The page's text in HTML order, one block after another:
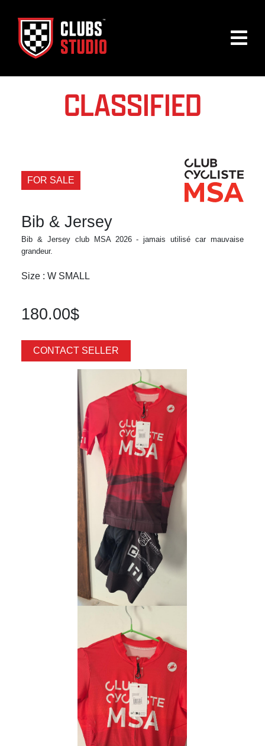
CLASSIFIED
FOR SALE
Bib & Jersey
Bib & Jersey club MSA 2026 - jamais utilisé car mauvaise
grandeur.
Size : W SMALL
180.00$
CONTACT SELLER